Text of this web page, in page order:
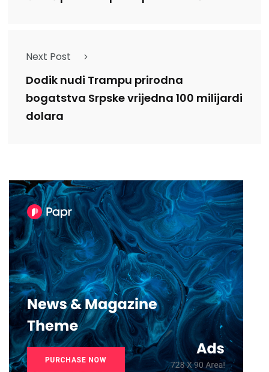
Next Post
Dodik nudi Trampu prirodna
bogatstva Srpske vrijedna 100 milijardi
dolara